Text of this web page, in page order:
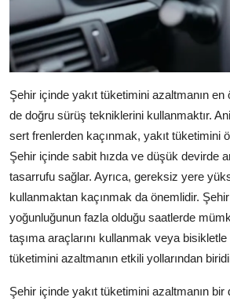
Şehir içinde yakıt tüketimini azaltmanın en
de doğru sürüş tekniklerini kullanmaktır.
sert frenlerden kaçınmak, yakıt tüketimini
Şehir içinde sabit hızda ve düşük devirde
tasarrufu sağlar. Ayrıca, gereksiz yere
kullanmaktan kaçınmak da önemlidir.
yoğunluğunun fazla olduğu saatlerde
taşıma araçlarını kullanmak veya
tüketimini azaltmanın etkili yollarından
Şehir içinde yakıt tüketimini azaltmanın